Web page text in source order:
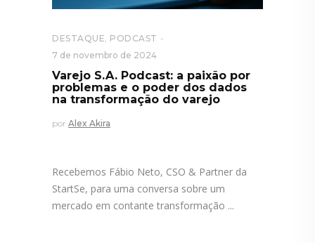
DESTAQUE, PODCAST
7 de novembro de 2024
Varejo S.A. Podcast: a paixão por
problemas e o poder dos dados
na transformação do varejo
por Alex Akira
Recebemos Fábio Neto, CSO & Partner da
StartSe, para uma conversa sobre um
mercado em contante transformação